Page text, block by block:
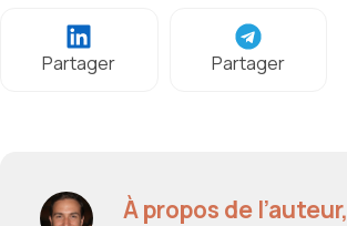
Partager Partager
À propos de l’auteur,